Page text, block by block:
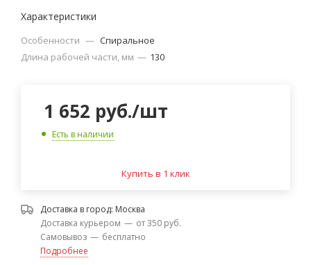
Характеристики
Особенности — Спиральное
Длина рабочей части, мм — 130
1 652 руб./шт
Есть в наличии
Купить в 1 клик
Доставка в город: Москва
Доставка курьером — от 350 руб.
Самовывоз — бесплатно
Подробнее